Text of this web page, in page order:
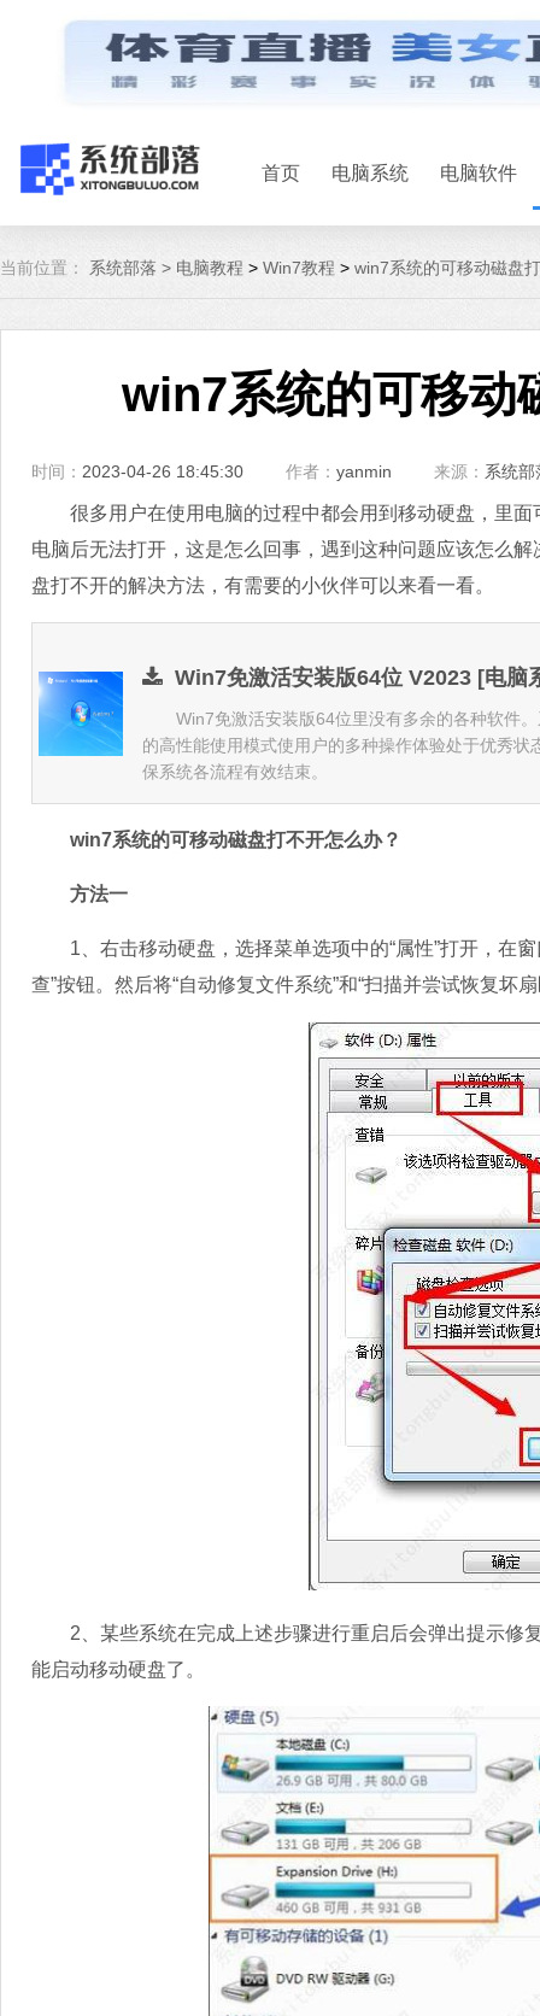
首页 电脑系统 电脑软件
当前位置： 系统部落 > 电脑教程 > Win7教程 > win7系统的可移动磁盘
win7系统的可移动
时间： 2023-04-26 18:45:30 作者： yanmin 来源： 系统部
很多用户在使用电脑的过程中都会用到移动硬盘，里面
电脑后无法打开，这是怎么回事，遇到这种问题应该怎么
盘打不开的解决方法，有需要的小伙伴可以来看一看。
Win7免激活安装版64位 V2023 [电脑
Win7免激活安装版64位里没有多余的各种软件。
的高性能使用模式使用户的多种操作体验处于优秀状
保系统各流程有效结束。
win7系统的可移动磁盘打不开怎么办？
方法一
1、右击移动硬盘，选择菜单选项中的“属性”打开，在窗
查”按钮。然后将“自动修复文件系统”和“扫描并尝试恢复坏
2、某些系统在完成上述步骤进行重启后会弹出提示修
能启动移动硬盘了。